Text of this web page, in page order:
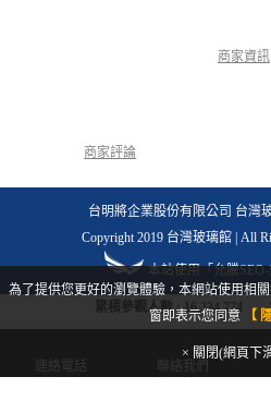
為了提供您更好的瀏覽體驗，本網站使用相
窗即表示您同意
【
× 關閉(網頁下
商家資訊
商家評論
累積參觀人數 :16,334,774
台明將企業股份有限公司 台灣
Copyright 2019 台灣玻璃館 | All
本站使用「允騰
連絡電話 聯絡我們